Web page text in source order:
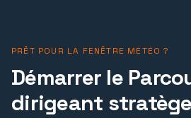
PRÊT POUR LA FENÊTRE MÉTÉO ?
Démarrer le
dirigeant stratège